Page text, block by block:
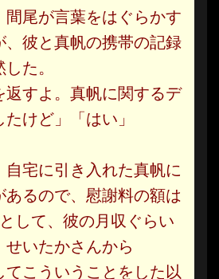
間尾が言葉をはぐらかす
、彼と真帆の携帯の記録
た。
返すよ。真帆に関するデ
けど」「はい」
自宅に引き入れた真帆に
あるので、慰謝料の額は
して、彼の月収ぐらい
いたかさんから
てこういうことをした以